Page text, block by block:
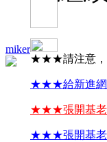
miker
★★★請注意，
★★★給新進網
★★★張開基老
★★★張開基老